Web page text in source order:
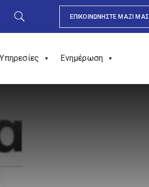
ΕΠΙΚΟΙΝΩΝΗΣΤΕ ΜΑΖΙ ΜΑΣ
Ενημέρωση